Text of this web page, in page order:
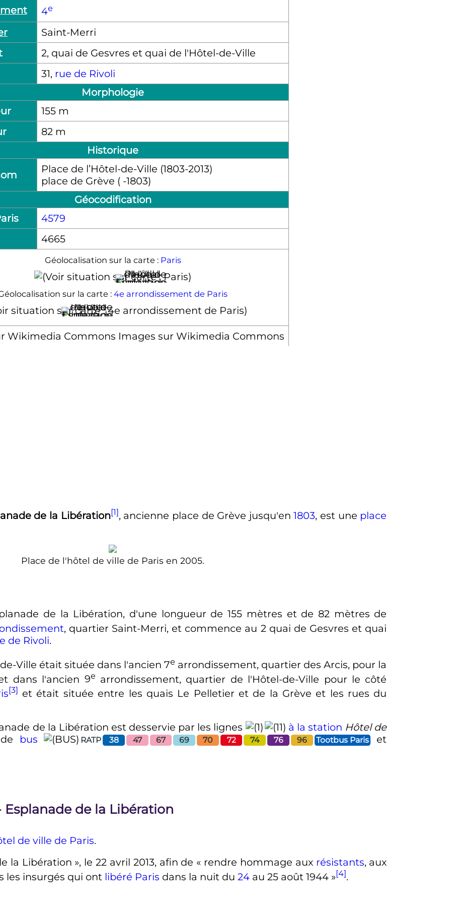
4e
Saint-Merri
2, quai de Gesvres et quai de l'Hôtel-de-Ville
31, rue de Rivoli
Morphologie
155 m
82 m
Historique
Place de l’Hôtel-de-Ville (1803-2013)
place de Grève ( -1803)
Géocodification
4579
4665
Géolocalisation sur la carte : Paris
sur la carte : 4e arrondissement de Paris
Images sur Wikimedia Commons
de la Libération[1], ancienne place de Grève jusqu'en1803, est une place
Place de l'hôtel de ville de Paris en 2005.
de la Libération, d'une longueur de155 mètres et de 82 mètres de
, quartier Saint-Merri, et commence au 2 quai de Gesvres et quai
de Rivoli.
Ville était située dans l'ancien7e arrondissement, quartier des Arcis, pour la
dans l'ancien 9e arrondissement, quartier de l'Hôtel-de-Ville pour le côté
[3] et était située entre les quais Le Pelletier et de la Grève et les rues du
de la Libération est desservie par les lignes à la station Hôtel de
bus RATP 38 47 67 69 70 72 74 76 96 Tootbus Pariset
de la Libération
de ville de Paris.
la Libération », le22 avril 2013, afin de « rendre hommage aux résistants, aux
les insurgés qui ont libéré Paris dans la nuit du 24au 25 août 1944»[4].